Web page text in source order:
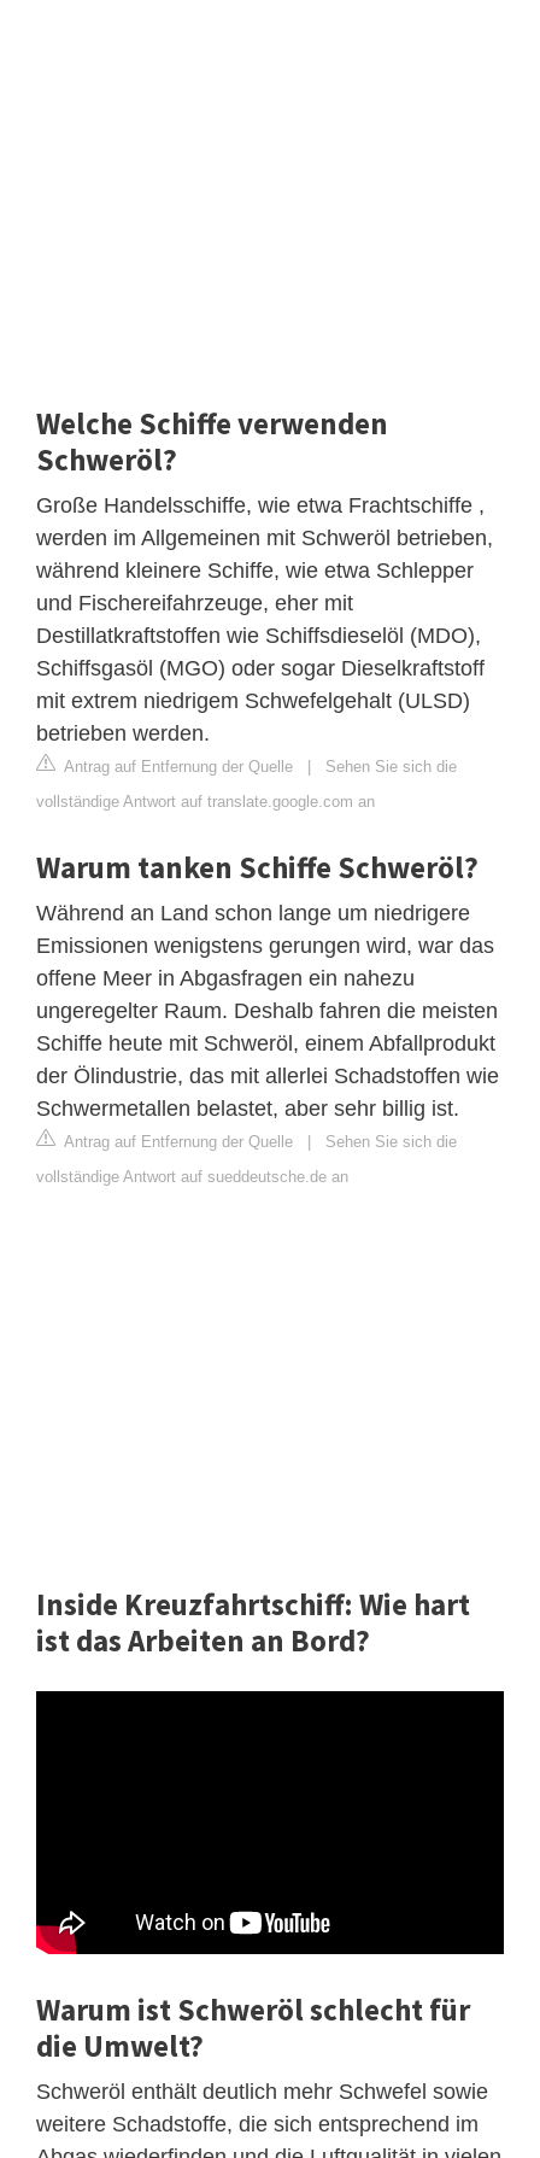
Welche Schiffe verwenden
Schweröl?
Große Handelsschiffe, wie etwa Frachtschiffe ,
werden im Allgemeinen mit Schweröl betrieben,
während kleinere Schiffe, wie etwa Schlepper
und Fischereifahrzeuge, eher mit
Destillatkraftstoffen wie Schiffsdieselöl (MDO),
Schiffsgasöl (MGO) oder sogar Dieselkraftstoff
mit extrem niedrigem Schwefelgehalt (ULSD)
betrieben werden.
Antrag auf Entfernung der Quelle
Sehen Sie sich die
vollständige Antwort auf translate.google.com an
Warum tanken Schiffe Schweröl?
Während an Land schon lange um niedrigere
Emissionen wenigstens gerungen wird, war das
offene Meer in Abgasfragen ein nahezu
ungeregelter Raum. Deshalb fahren die meisten
Schiffe heute mit Schweröl, einem Abfallprodukt
der Ölindustrie, das mit allerlei Schadstoffen wie
Schwermetallen belastet, aber sehr billig ist.
Antrag auf Entfernung der Quelle
Sehen Sie sich die
vollständige Antwort auf sueddeutsche.de an
Inside Kreuzfahrtschiff: Wie hart
ist das Arbeiten an Bord?
Warum ist Schweröl schlecht für
die Umwelt?
Schweröl enthält deutlich mehr Schwefel sowie
weitere Schadstoffe, die sich entsprechend im